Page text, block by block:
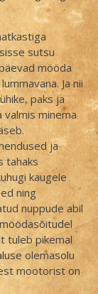
sutsu
mööda
Ja nii
paks ja
minema
ja
tahaks
kaugele
ning
nuppude abil
tuleb pikemal
olemasolu
mootorist on